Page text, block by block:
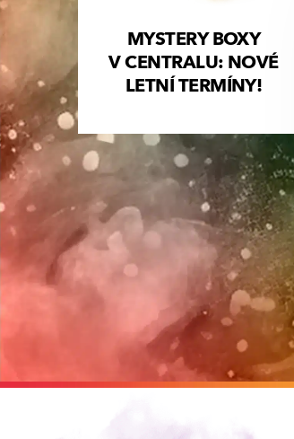
MYSTERY BOXY
V CENTRALU: NOVÉ
LETNÍ TERMÍNY!